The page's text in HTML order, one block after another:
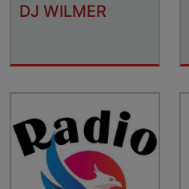
DJ WILMER